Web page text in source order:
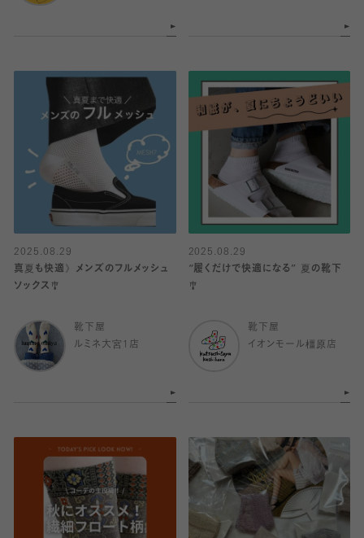
2025.08.29
真夏も快適》メンズのフルメッシュ
ソックス🎐
靴下屋
ルミネ大宮1店
2025.08.29
“履くだけで快適になる” 夏の靴下
🎐
靴下屋
イオンモール橿原店